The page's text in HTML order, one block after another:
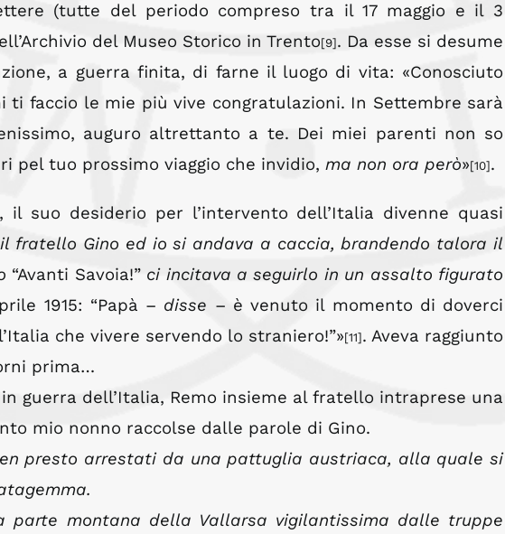
(tutte del periodo compreso tra il 17 maggio e il 3
del Museo Storico in Trento[9]. Da esse si desume
a guerra finita, di farne il luogo di vita: «Conosciuto
ti faccio le mie più vive congratulazioni. In Settembre sarà
auguro altrettanto a te. Dei miei parenti non so
pel tuo prossimo viaggio che invidio, ma non ora però»[10].
il suo desiderio per l’intervento dell’Italia divenne quasi
fratello Gino ed io si andava a caccia, brandendo talora il
“Avanti Savoia!” ci incitava a seguirlo in un assalto figurato
1915: “Papà – disse – è venuto il momento di doverci
che vivere servendo lo straniero!”»[11]. Aveva raggiunto
prima…
guerra dell’Italia, Remo insieme al fratello intraprese una
mio nonno raccolse dalle parole di Gino.
presto arrestati da una pattuglia austriaca, alla quale si
parte montana della Vallarsa vigilantissima dalle truppe